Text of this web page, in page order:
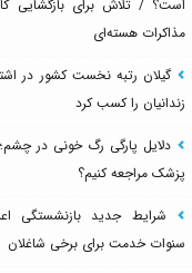
است؟ / تلاش برای بازگشایی
مذاکرات هسته‌ای
گیلان رتبه نخست کشور در
زندانیان را کسب کرد
دلایل پارگی رگ خونی در
پزشک مراجعه کنیم؟
شرایط جدید بازنشستگی
سنوات خدمت برای برخی شاغلان